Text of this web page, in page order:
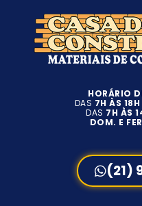
HORÁRIO
DAS 7H ÀS 18H
DAS 7H ÀS
DOM. E
(21)